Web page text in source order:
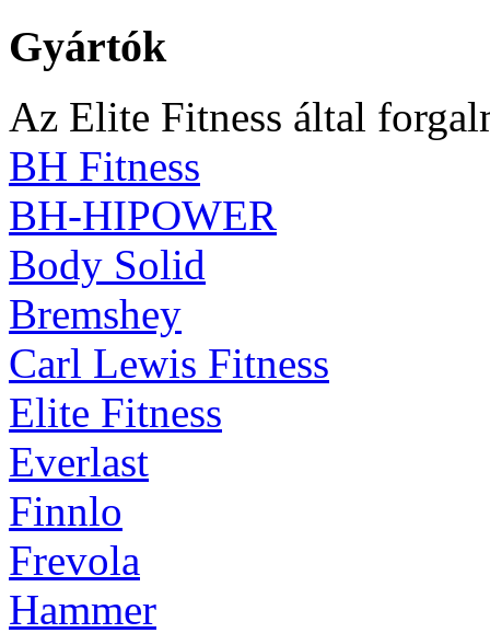
Gyártók
Az Elite Fitness által
BH Fitness
BH-HIPOWER
Body Solid
Bremshey
Carl Lewis Fitness
Elite Fitness
Everlast
Finnlo
Frevola
Hammer